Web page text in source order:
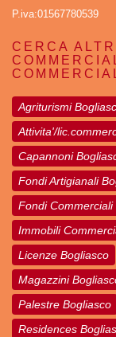
P.iva:01567780539
CERCA
Agriturismi
Attivita'/
Capannoni
Fondi Artigianali
Fondi Commerciali
Immobili
Licenze Bogliasco
Magazzini
Palestre Bogliasco
Residences